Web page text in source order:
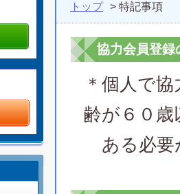
トップ > 特記事項
協力会員登録
＊個人で
齢が６０
ある必要